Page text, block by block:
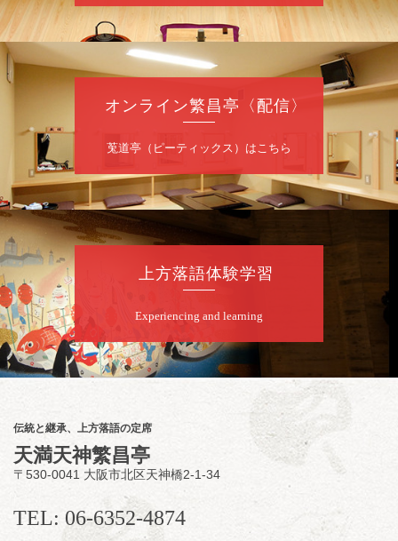
定 2F全席自由
前売2,000円 当日2,500円 25歳以下前売・
当日共1,000円
お問合せ：落語ファクトリー 0120-874-315
8月 9 日（日）
昼席：番組案内
桂二豆／露の瑞／桂きん太郎／いわみせいじ
（似顔絵）／桂三扇／桂文太～仲入～笑福亭
笑利／笑福亭仁福／幸助福助（漫才）／桂春
若
8月9日（日）
らららのらくご会④
桂雀太「まんじゅうこわい」／桂三度「青
菜」／桂三実「ミュージック野菜ステーショ
ン」／桂九ノ一「胴乱の幸助」／代走みつく
に「なんのこっちゃねんあれこれ」
開演：午後6時（5時30分開場）全席指定
前売3,000円 当日3,500円
お問合せ：らららのらくご会予約事務局
090-6976-1777 email：
lalalanorakugo@gmail.com
オンライン繁昌亭〈配信〉
莵道亭（ピーティックス）はこちら
上方落語体験学習
Experiencing and learning
伝統と継承、上方落語の定席
天満天神繁昌亭
〒530-0041 大阪市北区天神橋2-1-34
TEL: 06-6352-4874